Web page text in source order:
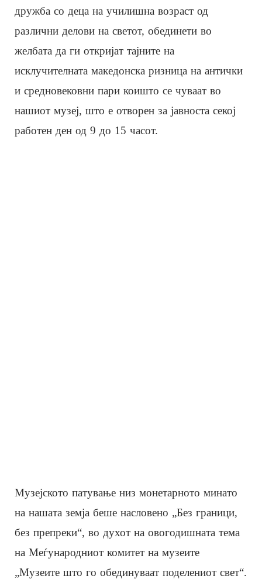
дружба со деца на училишна возраст од
различни делови на светот, обединети во
желбата да ги откријат тајните на
исклучителната македонска ризница на антички
и средновековни пари коишто се чуваат во
нашиот музеј, што e отворен за јавноста секој
работен ден од 9 до 15 часот.
Музејското патување низ монетарното минато
на нашата земја беше насловено „Без граници,
без препреки“, во духот на овогодишната тема
на Меѓународниот комитет на музеите
„Музеите што го обединуваат поделениот свет“.